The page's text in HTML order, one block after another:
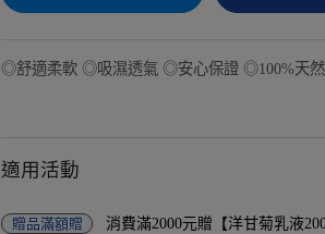
◎舒適柔軟 ◎吸濕透氣 ◎安心保證 ◎100%天
適用活動
贈品滿額贈
消費滿2000元贈【洋甘菊乳液